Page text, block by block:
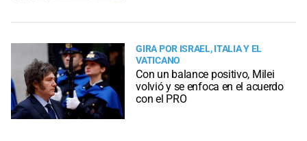
GIRA POR ISRAEL, ITALIA Y EL
VATICANO
Con un balance positivo, Milei
volvió y se enfoca en el acuerdo
con el PRO